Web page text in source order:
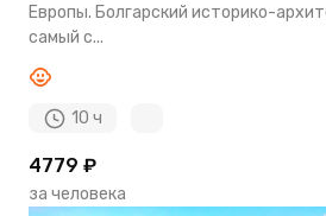
Европы. Болгарский историко-
самый с...
10 ч
4779 ₽
за человека